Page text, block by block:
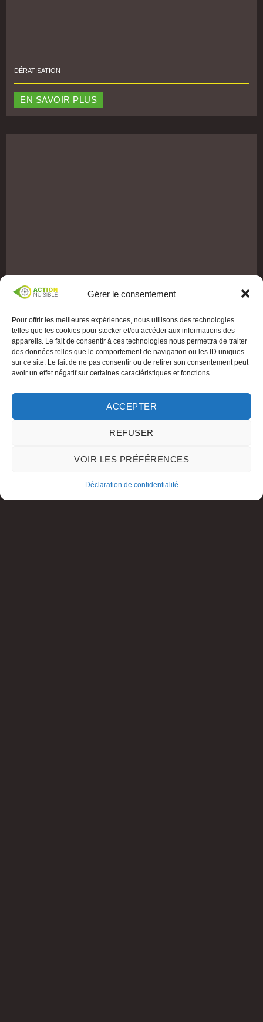
Gérer le consentement
Pour offrir les meilleures expériences, nous utilisons des technologies
telles que les cookies pour stocker et/ou accéder aux informations des
appareils. Le fait de consentir à ces technologies nous permettra de traiter
des données telles que le comportement de navigation ou les ID uniques
sur ce site. Le fait de ne pas consentir ou de retirer son consentement peut
avoir un effet négatif sur certaines caractéristiques et fonctions.
ACCEPTER
REFUSER
VOIR LES PRÉFÉRENCES
Déclaration de confidentialité
DÉRATISATION
EN SAVOIR PLUS